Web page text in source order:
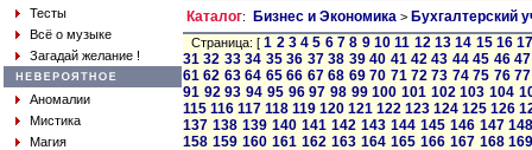
Тесты
Всё о музыке
Загадай желание !
Аномалии
Мистика
Магия
Каталог: Бизнес и Экономика > Бухгалтерский
Страница: [1 2 3 4 5 6 7 8 9 10 11 12 13 14 15 16
31 32 33 34 35 36 37 38 39 40 41 42 43 44 45 46 47
61 62 63 64 65 66 67 68 69 70 71 72 73 74 75 76 77
91 92 93 94 95 96 97 98 99 100 101 102 103 104
115 116 117 118 119 120 121 122 123 124 125 126
137 138 139 140 141 142 143 144 145 146 147
158 159 160 161 162 163 164 165 166 167 168